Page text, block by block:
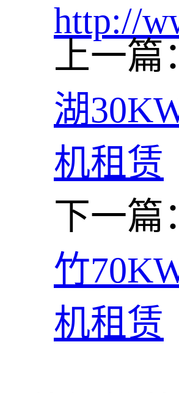
http://
上一篇
湖
机租赁
下一篇
竹
机租赁